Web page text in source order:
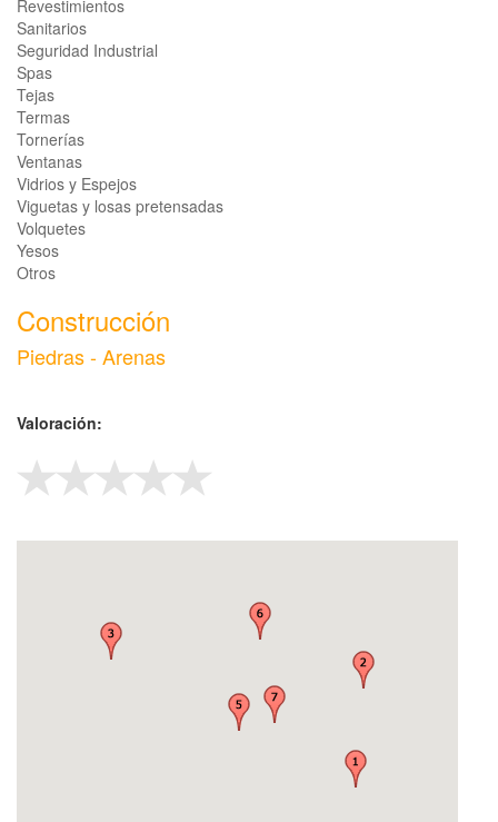
Revestimientos
Sanitarios
Seguridad Industrial
Spas
Tejas
Termas
Tornerías
Ventanas
Vidrios y Espejos
Viguetas y losas pretensadas
Volquetes
Yesos
Otros
Construcción
Piedras - Arenas
Valoración: